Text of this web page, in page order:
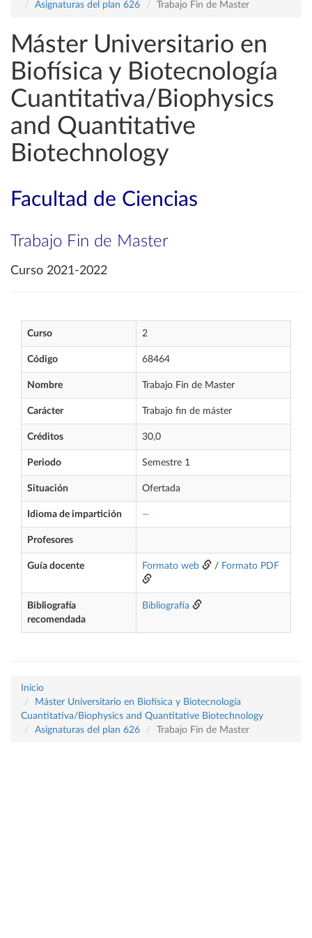
Asignaturas del plan 626
Trabajo Fin de Master
Máster Universitario en
Biofísica y Biotecnología
Cuantitativa/Biophysics
and Quantitative
Biotechnology
Facultad de Ciencias
Trabajo Fin de Master
Curso 2021-2022
Curso 2
Código 68464
Nombre Trabajo Fin de Master
Carácter Trabajo fin de máster
Créditos 30,0
Periodo Semestre 1
Situación Ofertada
Idioma de impartición —
Profesores
Guía docente Formato web / Formato PDF
Bibliografía
recomendada
Bibliografía
Inicio
Máster Universitario en Biofísica y Biotecnología
Cuantitativa/Biophysics and Quantitative Biotechnology
Asignaturas del plan 626
Trabajo Fin de Master